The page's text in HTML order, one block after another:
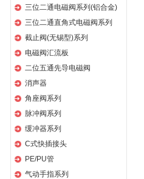
三位二通电磁阀系列(铝合金)
三位二通直角式电磁阀系列
截止阀(无锡型)系列
电磁阀汇流板
二位五通先导电磁阀
消声器
角座阀系列
脉冲阀系列
缓冲器系列
C式快插接头
PE/PU管
气动手指系列